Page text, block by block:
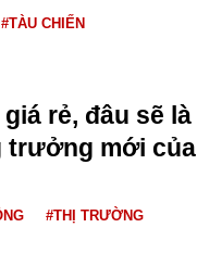
#TÀU CHIẾN
rẻ, đâu sẽ là
trưởng mới của
#THỊ TRƯỜNG